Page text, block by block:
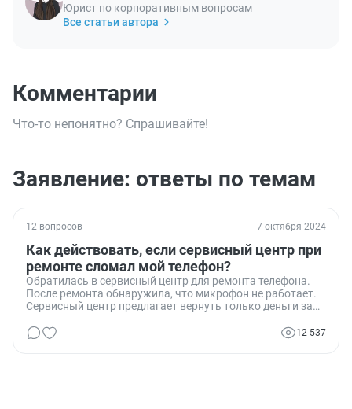
Юрист по корпоративным вопросам
Все статьи автора
Комментарии
Что-то непонятно? Спрашивайте!
Заявление: ответы по темам
12 вопросов 7 октября 2024
Как действовать, если сервисный центр при
ремонте сломал мой телефон?
Обратилась в сервисный центр для ремонта телефона.
После ремонта обнаружила, что микрофон не работает.
Сервисный центр предлагает вернуть только деньги за
прокуратуру?
12 537